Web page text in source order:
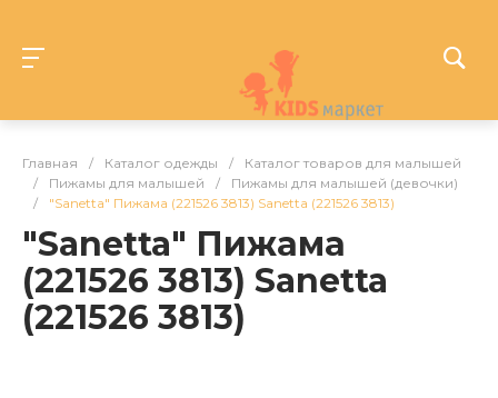
Главная / Каталог одежды /
Каталог товаров для малышей
/
Пижамы для малышей /
Пижамы для малышей (девочки)
/
"Sanetta" Пижама (221526 3813) Sanetta (221526 3813)
"Sanetta" Пижама
(221526 3813) Sanetta
(221526 3813)